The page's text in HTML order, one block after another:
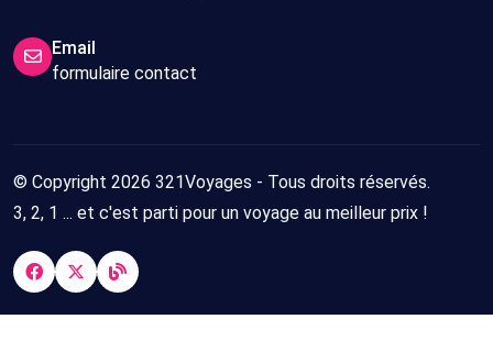
Email
formulaire contact
© Copyright 2026 321Voyages - Tous droits réservés.
3, 2, 1 ... et c'est parti pour un voyage au meilleur prix !